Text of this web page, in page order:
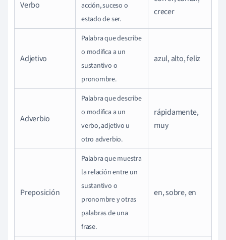
Verbo
acción, suceso o
estado de ser.
crecer
Adjetivo
Palabra que describe
o modifica a un
sustantivo o
pronombre.
azul, alto, feliz
Adverbio
Palabra que describe
o modifica a un
verbo, adjetivo u
otro adverbio.
rápidamente,
muy
Preposición
Palabra que muestra
la relación entre un
sustantivo o
pronombre y otras
palabras de una
frase.
en, sobre, en